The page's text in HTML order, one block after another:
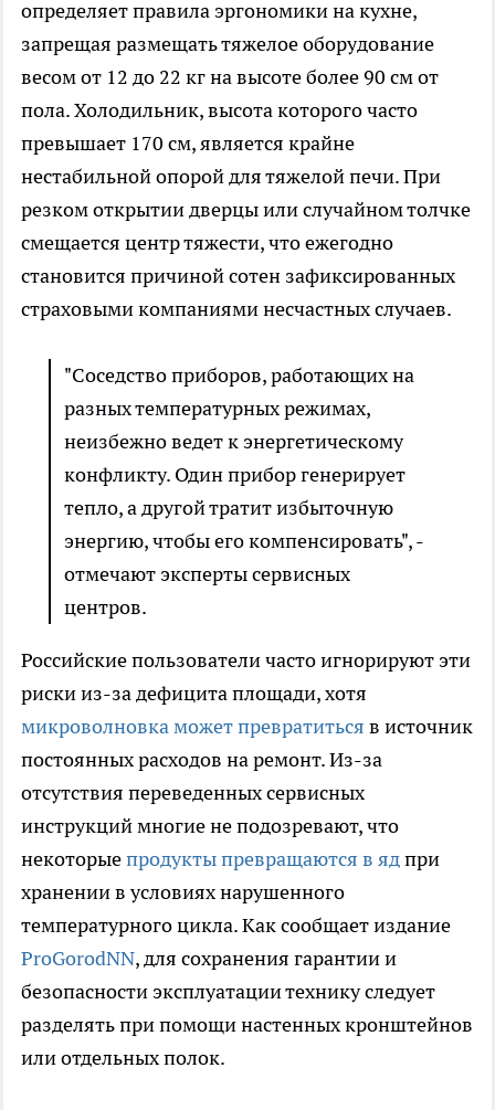
определяет правила эргономики на кухне,
запрещая размещать тяжелое оборудование
весом от 12 до 22 кг на высоте более 90 см от
пола. Холодильник, высота которого часто
превышает 170 см, является крайне
нестабильной опорой для тяжелой печи. При
резком открытии дверцы или случайном толчке
смещается центр тяжести, что ежегодно
становится причиной сотен зафиксированных
страховыми компаниями несчастных случаев.
"Соседство приборов, работающих на
разных температурных режимах,
неизбежно ведет к энергетическому
конфликту. Один прибор генерирует
тепло, а другой тратит избыточную
энергию, чтобы его компенсировать", -
отмечают эксперты сервисных
центров.
Российские пользователи часто игнорируют эти
риски из-за дефицита площади, хотя
микроволновка может превратиться в источник
постоянных расходов на ремонт. Из-за
отсутствия переведенных сервисных
инструкций многие не подозревают, что
некоторыепродукты превращаются в ядпри
хранении в условиях нарушенного
температурного цикла. Как сообщает издание
ProGorodNN, для сохранения гарантии и
безопасности эксплуатации технику следует
разделять при помощи настенных кронштейнов
или отдельных полок.